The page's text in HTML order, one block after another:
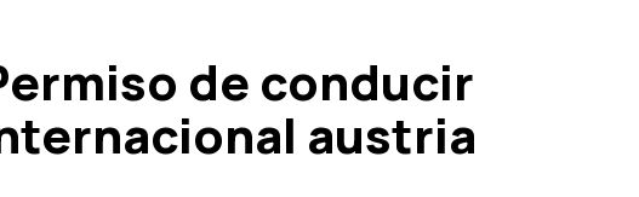
de conducir
austria